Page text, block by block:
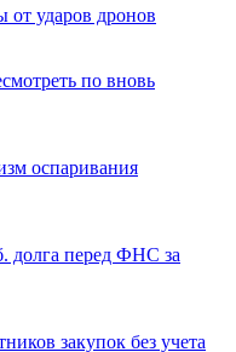
от ударов дронов
по вновь
оспаривания
долга перед ФНС за
закупок без учета